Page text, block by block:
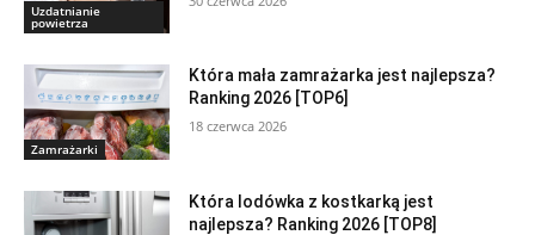
Uzdatnianie
powietrza
Zamrażarki
Która mała zamrażarka jest najlepsza?
Ranking 2026 [TOP6]
18 czerwca 2026
Która lodówka z kostkarką jest
najlepsza? Ranking 2026 [TOP8]